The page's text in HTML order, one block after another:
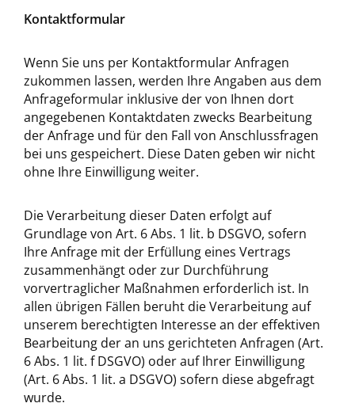
Kontaktformular
Wenn Sie uns per Kontaktformular Anfragen
zukommen lassen, werden Ihre Angaben aus dem
Anfrageformular inklusive der von Ihnen dort
angegebenen Kontaktdaten zwecks Bearbeitung
der Anfrage und für den Fall von Anschlussfragen
bei uns gespeichert. Diese Daten geben wir nicht
ohne Ihre Einwilligung weiter.
Die Verarbeitung dieser Daten erfolgt auf
Grundlage von Art. 6 Abs. 1 lit. b DSGVO, sofern
Ihre Anfrage mit der Erfüllung eines Vertrags
zusammenhängt oder zur Durchführung
vorvertraglicher Maßnahmen erforderlich ist. In
allen übrigen Fällen beruht die Verarbeitung auf
unserem berechtigten Interesse an der effektiven
Bearbeitung der an uns gerichteten Anfragen (Art.
6 Abs. 1 lit. f DSGVO) oder auf Ihrer Einwilligung
(Art. 6 Abs. 1 lit. a DSGVO) sofern diese abgefragt
wurde.